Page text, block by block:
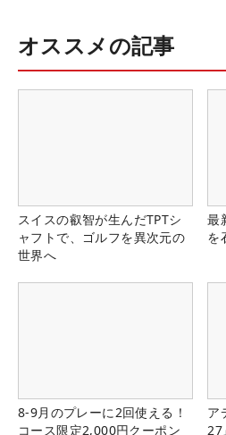
オススメの記事
スイスの叡智が生んだTPTシ
ャフトで、ゴルフを異次元の
世界へ
最
を
8-9月のプレーに2回使える！
コース限定2,000円クーポン
ア
27